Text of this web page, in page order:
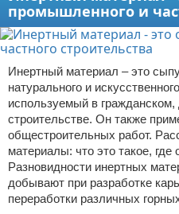
промышленного и
Инертный материал – это
натурального и
используемый в
строительстве. Он также
общестроительных работ.
материалы: что это такое, где
Разновидности инертных
добывают при разработке
переработки различных